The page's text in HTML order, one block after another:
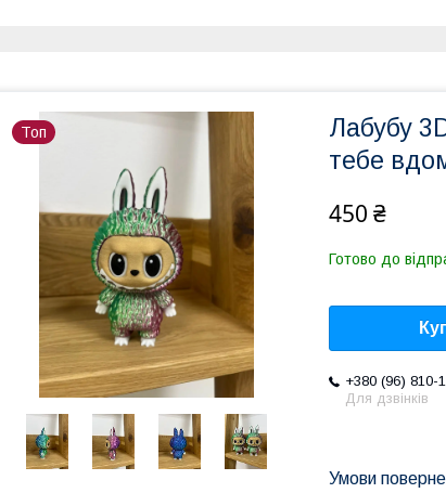
Топ
Лабубу
тебе
450 ₴
Готово до
+380 (96) 810-
Для дзвінків